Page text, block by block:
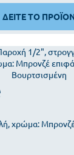
ΔΕΙΤΕ ΤΟ
χρώμα: